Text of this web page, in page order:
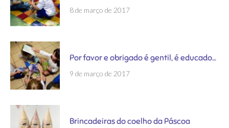
8 de março de 2017
Por favor e obrigado é gentil, é educado…
9 de março de 2017
Brincadeiras do coelho da Páscoa